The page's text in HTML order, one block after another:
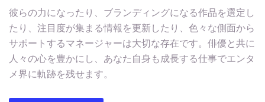
彼らの力になったり、ブランディングになる作品を選定し
たり、注目度が集まる情報を更新したり、色々な側面から
サポートするマネージャーは大切な存在です。俳優と共に
人々の心を豊かにし、あなた自身も成長する仕事でエンタ
メ界に軌跡を残せます。